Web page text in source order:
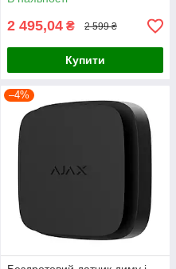
White
2 495,04 ₴ 2 599 ₴
Купити
–4%